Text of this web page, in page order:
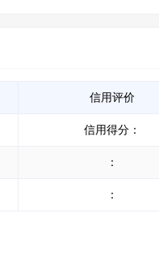
信用评价
信用得分：
：
：